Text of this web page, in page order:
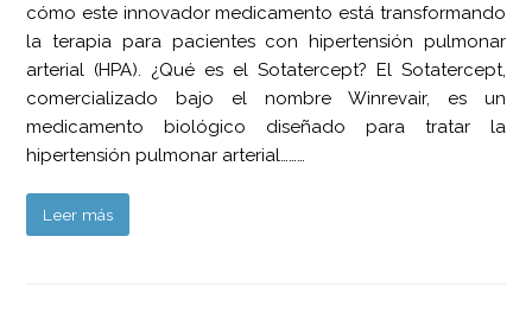
cómo este innovador medicamento está transformando
la terapia para pacientes con hipertensión pulmonar
arterial (HPA). ¿Qué es el Sotatercept? El Sotatercept,
comercializado bajo el nombre Winrevair, es un
medicamento biológico diseñado para tratar la
hipertensión pulmonar arterial………
Leer más